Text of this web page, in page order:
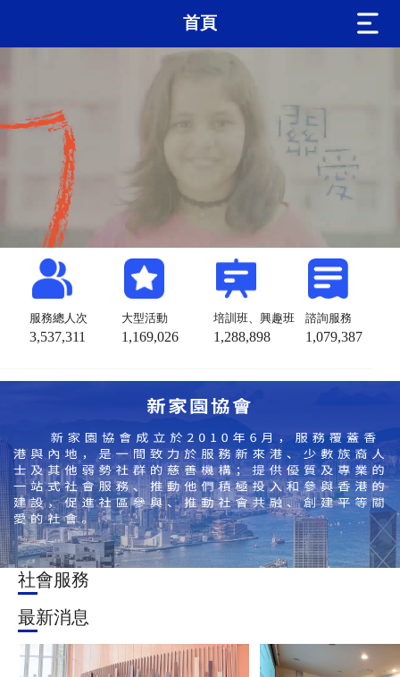
首頁
服務總人次
3,537,311
大型活動
1,169,026
培訓班、興趣班
1,288,898
諮詢服務
1,079,387
社會服務
最新消息